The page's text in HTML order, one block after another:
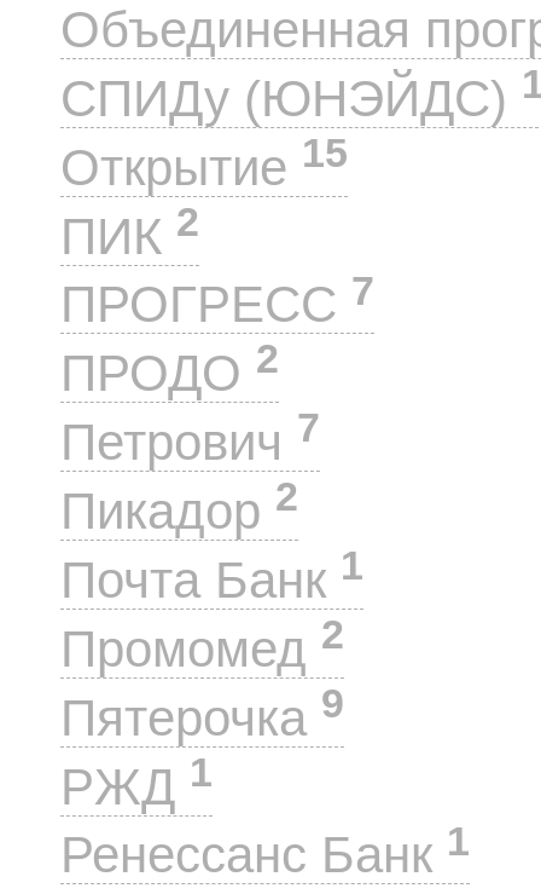
Объединенная
СПИДу (ЮНЭЙДС)
Открытие 15
ПИК 2
ПРОГРЕСС 7
ПРОДО 2
Петрович 7
Пикадор 2
Почта Банк 1
Промомед 2
Пятерочка 9
РЖД 1
Ренессанс Банк 1